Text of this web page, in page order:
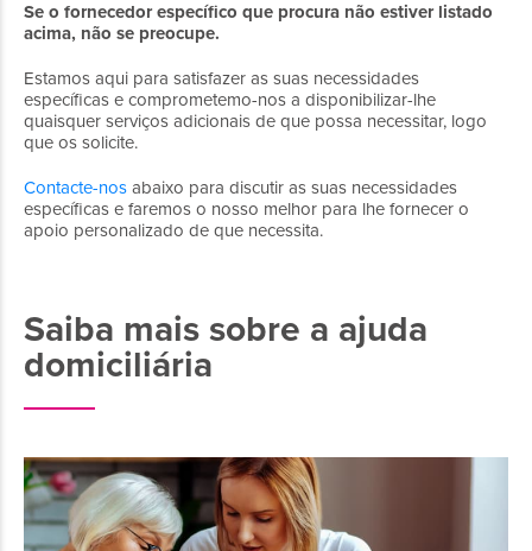
Se o fornecedor específico que procura não estiver listado
acima, não se preocupe.
Estamos aqui para satisfazer as suas necessidades
específicas e comprometemo-nos a disponibilizar-lhe
quaisquer serviços adicionais de que possa necessitar, logo
que os solicite.
Contacte-nos abaixo para discutir as suas necessidades
específicas e faremos o nosso melhor para lhe fornecer o
apoio personalizado de que necessita.
Saiba mais sobre a ajuda
domiciliária